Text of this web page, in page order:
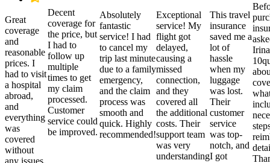
Great
coverage
and
reasonable
prices. I
had to visit
a hospital
abroad,
and
everything
was
covered
without
any issues.
Decent
coverage for
the price, but
I had to
follow up
multiple
times to get
my claim
processed.
Customer
service could
be improved.
Absolutely
fantastic
service! I had
to cancel my
trip last minute
due to a family
emergency,
and the claim
process was
smooth and
quick. Highly
recommended!
Exceptional
service! My
flight got
delayed,
causing a
missed
connection,
and they
covered all
the additional
costs. Their
support team
was very
understanding
This travel
insurance
saved me a
lot of
hassle
when my
luggage
was lost.
Their
customer
service
was top-
notch, and
I got